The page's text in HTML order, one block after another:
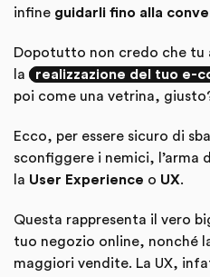
infine guidarli fino alla
Dopotutto non credo che tu
la
realizzazione del tuo e-
poi come una vetrina,
Ecco, per essere sicuro di
sconfiggere i nemici, l’arma
la User Experience o UX.
Questa rappresenta il vero
tuo negozio online, nonché
maggiori vendite. La UX,